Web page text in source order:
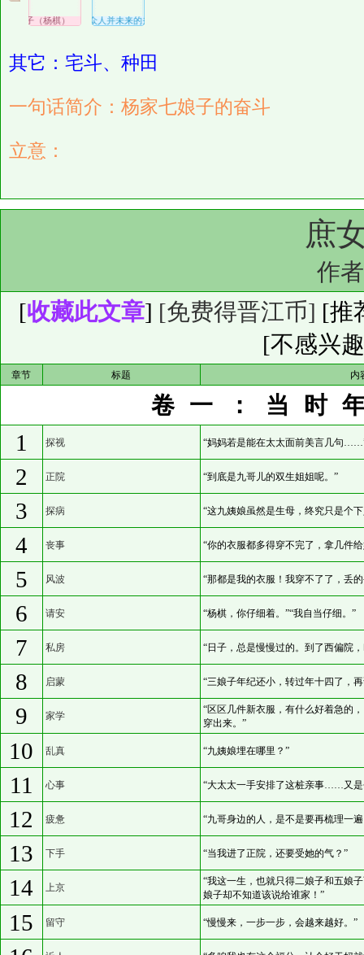
娘子（杨棋）杨家众人并未来的夫家众人
其它：宅斗、种田
一句话简介：杨家七娘子的奋斗
立意：
庶
作
[收藏此文章] [免费得晋江币] [推
[不感兴
章节 标题 内
卷一：当时
1
探视 “妈妈若是能在太太面前美言几句
2 正院 “到底是九哥儿的双生姐姐呢。”
3 探病 “这九姨娘虽然是生母，终究只是个
4 丧事 “你的衣服都多得穿不完了，拿几件
5 风波 “那都是我的衣服！我穿不了了，丢
6 请安 “杨棋，你仔细着。”“我自当仔细。”
7 私房 “日子，总是慢慢过的。到了西偏院
8 启蒙 “三娘子年纪还小，转过年十四了，
9 家学
“区区几件新衣服，有什么好着急的
穿出来。”
10 乱真 “九姨娘埋在哪里？”
11 心事 “大太太一手安排了这桩亲事……又
12 疲惫 “九哥身边的人，是不是要再梳理一遍
13 下手 “当我进了正院，还要受她的气？”
14 上京
“我这一生，也就只得二娘子和五娘
娘子却不知道该说给谁家！”
15 留守 “慢慢来，一步一步，会越来越好。”